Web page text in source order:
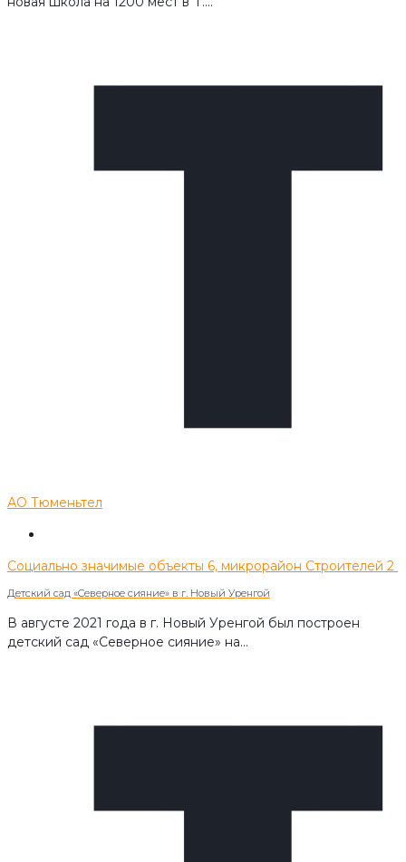
АО Тюменьтел
Социально значимые объекты 6, микрорайон Строителей 2
Детский сад «Северное сияние» в г. Новый Уренгой
В августе 2021 года в г. Новый Уренгой был построен
детский сад «Северное сияние» на…